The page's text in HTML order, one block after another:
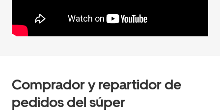
Comprador y repartidor de
pedidos del súper